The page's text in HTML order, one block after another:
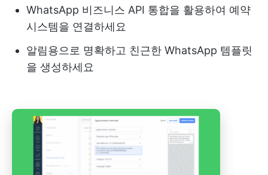
WhatsApp 비즈니스 API 통합을 활용하여 예약
시스템을 연결하세요
알림용으로 명확하고 친근한 WhatsApp 템플릿
을 생성하세요